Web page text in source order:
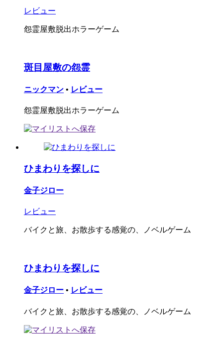
レビュー
怨霊屋敷脱出ホラーゲーム
斑目屋敷の怨霊
ニックマン • レビュー
怨霊屋敷脱出ホラーゲーム
ひまわりを探しに
金子ジロー
レビュー
バイクと旅、お散歩する感覚の、ノベルゲーム
ひまわりを探しに
金子ジロー • レビュー
バイクと旅、お散歩する感覚の、ノベルゲーム